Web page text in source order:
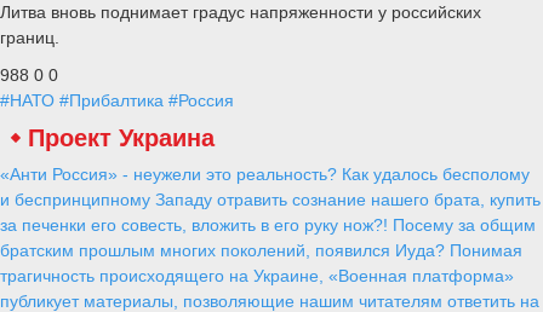
Литва вновь поднимает градус напряженности у российских
границ.
988 0 0
#НАТО #Прибалтика #Россия
Проект Украина
«Анти Россия» - неужели это реальность? Как удалось бесполому
и беспринципному Западу отравить сознание нашего брата, купить
за печенки его совесть, вложить в его руку нож?! Посему за общим
братским прошлым многих поколений, появился Иуда? Понимая
трагичность происходящего на Украине, «Военная платформа»
публикует материалы, позволяющие нашим читателям ответить на